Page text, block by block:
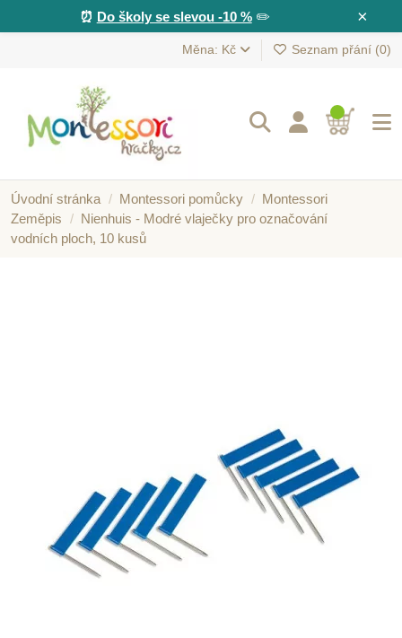
×
⏰ Do školy se slevou -10 %✏️
Měna: Kč Seznam přání (0)
Úvodní stránka Montessori pomůcky
Montessori
Zeměpis
Nienhuis - Modré vlaječky pro označování
vodních ploch, 10 kusů